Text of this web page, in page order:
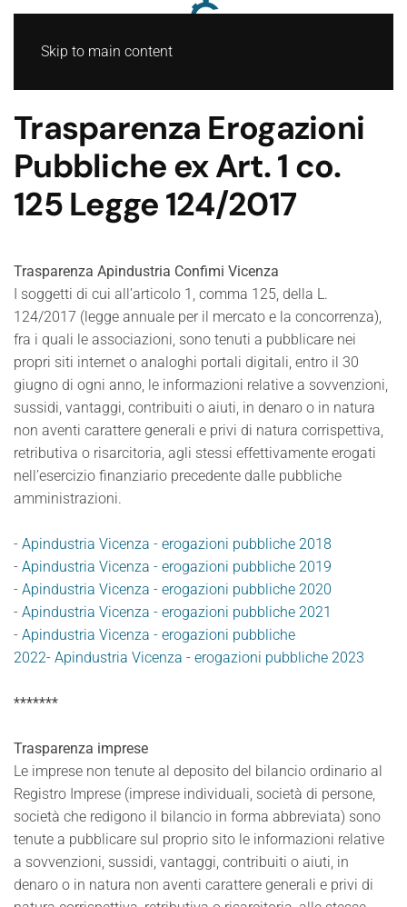
Skip to main content
Trasparenza Erogazioni
Pubbliche ex Art. 1 co.
125 Legge 124/2017
Trasparenza Apindustria Confimi Vicenza
I soggetti di cui all’articolo 1, comma 125, della L.
124/2017 (legge annuale per il mercato e la concorrenza),
fra i quali le associazioni, sono tenuti a pubblicare nei
propri siti internet o analoghi portali digitali, entro il 30
giugno di ogni anno, le informazioni relative a sovvenzioni,
sussidi, vantaggi, contribuiti o aiuti, in denaro o in natura
non aventi carattere generali e privi di natura corrispettiva,
retributiva o risarcitoria, agli stessi effettivamente erogati
nell’esercizio finanziario precedente dalle pubbliche
amministrazioni.
- Apindustria Vicenza - erogazioni pubbliche 2018
- Apindustria Vicenza - erogazioni pubbliche 2019
- Apindustria Vicenza - erogazioni pubbliche 2020
- Apindustria Vicenza - erogazioni pubbliche 2021
- Apindustria Vicenza - erogazioni pubbliche
2022- Apindustria Vicenza - erogazioni pubbliche 2023
*******
Trasparenza imprese
Le imprese non tenute al deposito del bilancio ordinario al
Registro Imprese (imprese individuali, società di persone,
società che redigono il bilancio in forma abbreviata) sono
tenute a pubblicare sul proprio sito le informazioni relative
a sovvenzioni, sussidi, vantaggi, contribuiti o aiuti, in
denaro o in natura non aventi carattere generali e privi di